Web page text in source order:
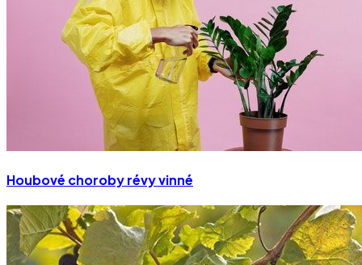
Houbové choroby révy vinné